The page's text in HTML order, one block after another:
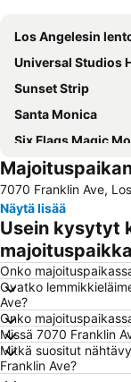
Los Angelesin
Universal Studios
Sunset Strip
Santa Monica
Six Flags Magic
Crypto.com Arena
Pier Santa Monica
Beverly Center
Airport Long Beach
Queen Mary
Mulholland Drive
Los Angeles
La Brea Tar Pits
Petersen
7070 Franklin Ave,
Näytä lisää
Usein kysytyt
Onko
Ovatko
Ave?
Onko
Missä 7070 Franklin
Mitkä suositut
Franklin Ave?